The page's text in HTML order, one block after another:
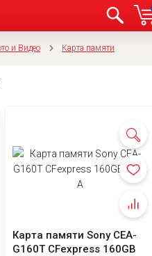
и Видео Карта памяти
Карта памяти Sony CEA-
G160T CFexpress 160GB